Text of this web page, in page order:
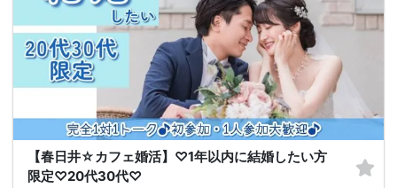
【春日井☆カフェ婚活】♡1年以内に結婚したい方
限定♡20代30代♡